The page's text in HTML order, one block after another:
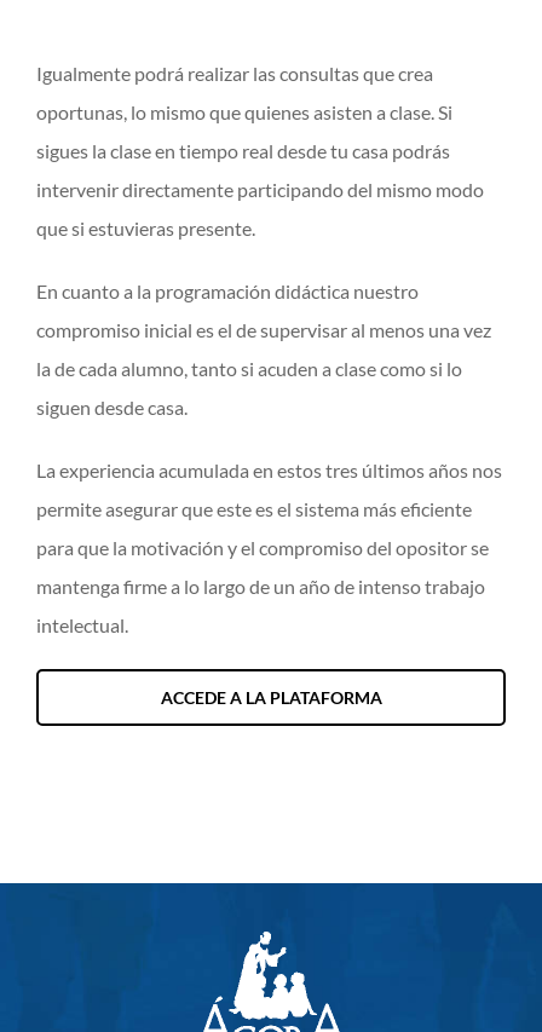
Igualmente podrá realizar las consultas que crea
oportunas, lo mismo que quienes asisten a clase. Si
sigues la clase en tiempo real desde tu casa podrás
intervenir directamente participando del mismo modo
que si estuvieras presente.
En cuanto a la programación didáctica nuestro
compromiso inicial es el de supervisar al menos una vez
la de cada alumno, tanto si acuden a clase como si lo
siguen desde casa.
La experiencia acumulada en estos tres últimos años nos
permite asegurar que este es el sistema más eficiente
para que la motivación y el compromiso del opositor se
mantenga firme a lo largo de un año de intenso trabajo
intelectual.
ACCEDE A LA PLATAFORMA